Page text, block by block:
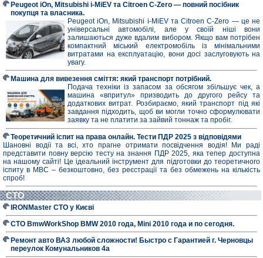
Peugeot iOn, Mitsubishi i-MiEV та Citroen C-Zero — повний посібник
покупця та власника.
Peugeot iOn, Mitsubishi i-MiEV та Citroen C-Zero — це не
універсальні автомобілі, але у своїй ніші вони
залишаються дуже вдалим вибором. Якщо вам потрібен
компактний міський електромобіль із мінімальними
витратами на експлуатацію, вони досі заслуговують на
увагу.
Машина для вивезення сміття: який транспорт потрібний.
Подача техніки із запасом за обсягом збільшує чек, а
машина «впритул» призводить до другого рейсу та
додаткових витрат. Розбираємо, який транспорт під які
завдання підходить, щоб ви могли точно сформулювати
заявку та не платити за зайвий тоннаж та пробіг.
Теоретичний іспит на права онлайн. Тести ПДР 2025 з відповідями
Шановні водії та всі, хто прагне отримати посвідчення водія! Ми раді
представити повну версію тесту на знання ПДР 2025, яка тепер доступна
на нашому сайті! Це ідеальний інструмент для підготовки до теоретичного
іспиту в МВС – безкоштовно, без реєстрації та без обмежень на кількість
спроб!
СТО
IRONMaster СТО у Києві
СТО BmwWorkShop BMW 2010 года, Mini 2010 года и по сегодня.
Ремонт авто ВАЗ любой сложности! Быстро с Гарантией г. Черновцы
переулок Комунальников 4а